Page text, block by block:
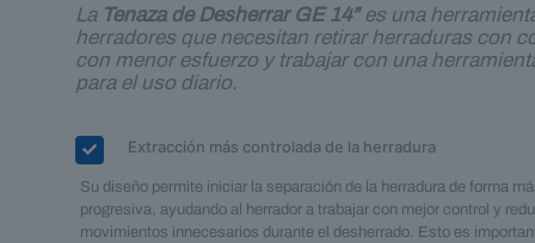
La Tenaza de Desherrar GE 14”es una
herradores que necesitan retirar herraduras con
con menor esfuerzo y trabajar con una
para el uso diario.
Extracción más controlada de la herradura
Su diseño permite iniciar la separación de la herradura de forma
progresiva, ayudando al herrador a trabajar con mejor control y
movimientos innecesarios durante el desherrado. Esto es